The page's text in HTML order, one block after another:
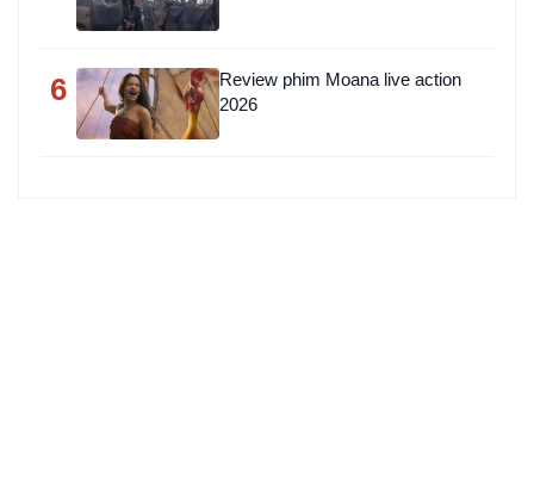
6
Review phim Moana live action
2026